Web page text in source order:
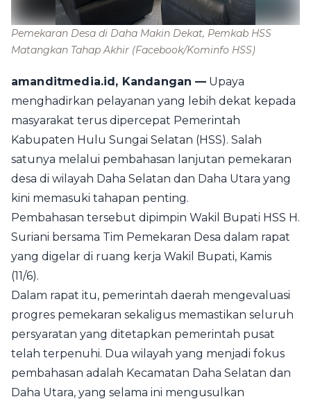
Pemekaran Desa di Daha Makin Dekat, Pemkab HSS
Matangkan Tahap Akhir (Facebook/Kominfo HSS)
amanditmedia.id, Kandangan — Upaya
menghadirkan pelayanan yang lebih dekat kepada
masyarakat terus dipercepat Pemerintah
Kabupaten Hulu Sungai Selatan (HSS). Salah
satunya melalui pembahasan lanjutan pemekaran
desa di wilayah Daha Selatan dan Daha Utara yang
kini memasuki tahapan penting.
Pembahasan tersebut dipimpin Wakil Bupati HSS H.
Suriani bersama Tim Pemekaran Desa dalam rapat
yang digelar di ruang kerja Wakil Bupati, Kamis
(11/6).
Dalam rapat itu, pemerintah daerah mengevaluasi
progres pemekaran sekaligus memastikan seluruh
persyaratan yang ditetapkan pemerintah pusat
telah terpenuhi. Dua wilayah yang menjadi fokus
pembahasan adalah Kecamatan Daha Selatan dan
Daha Utara, yang selama ini mengusulkan